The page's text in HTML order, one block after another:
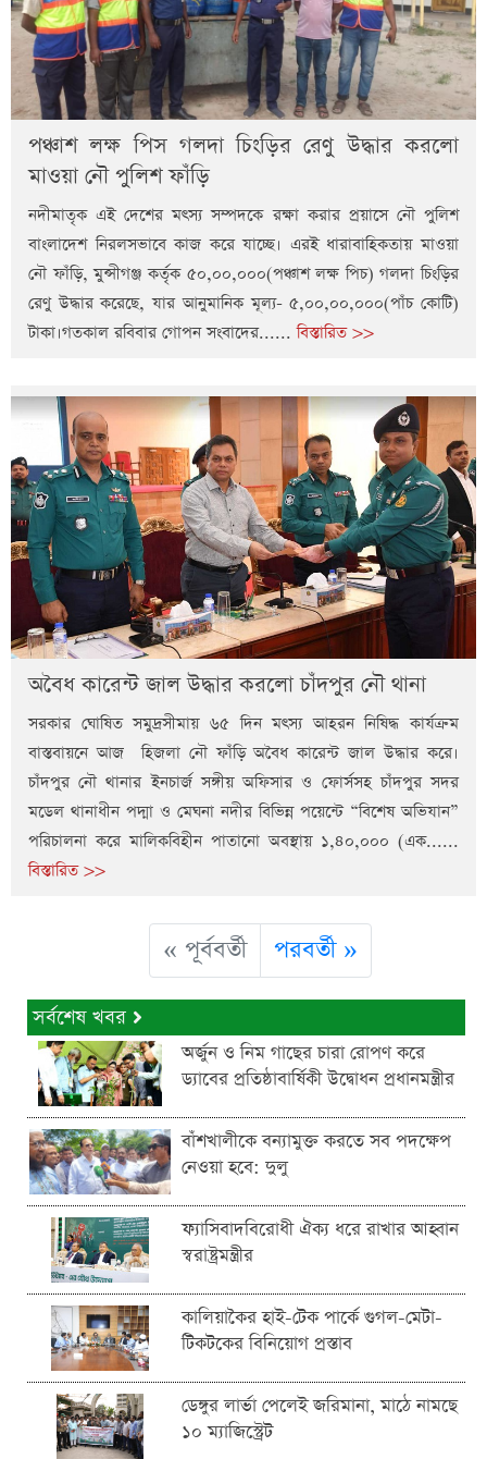
পঞ্চাশ লক্ষ পিস গলদা চিংড়ির রেণু উদ্ধার করলো
মাওয়া নৌ পুলিশ ফাঁড়ি
নদীমাতৃক এই দেশের মৎস্য সম্পদকে রক্ষা করার প্রয়াসে নৌ পুলিশ
বাংলাদেশ নিরলসভাবে কাজ করে যাচ্ছে। এরই ধারাবাহিকতায় মাওয়া
নৌ ফাঁড়ি, মুন্সীগঞ্জ কর্তৃক ৫০,০০,০০০(পঞ্চাশ লক্ষ পিচ) গলদা চিংড়ির
রেণু উদ্ধার করেছে, যার আনুমানিক মূল্য- ৫,০০,০০,০০০(পাঁচ কোটি)
টাকা।গতকাল রবিবার গোপন সংবাদের......বিস্তারিত >>
অবৈধ কারেন্ট জাল উদ্ধার করলো চাঁদপুর নৌ থানা
সরকার ঘোষিত সমুদ্রসীমায় ৬৫ দিন মৎস্য আহরন নিষিদ্ধ কার্যক্রম
বাস্তবায়নে আজ হিজলা নৌ ফাঁড়ি অবৈধ কারেন্ট জাল উদ্ধার করে।
চাঁদপুর নৌ থানার ইনচার্জ সঙ্গীয় অফিসার ও ফোর্সসহ চাঁদপুর সদর
মডেল থানাধীন পদ্মা ও মেঘনা নদীর বিভিন্ন পয়েন্টে “বিশেষ অভিযান”
পরিচালনা করে মালিকবিহীন পাতানো অবস্থায় ১,৪০,০০০ (এক......
বিস্তারিত >>
« পূর্ববর্তী পরবর্তী »
সর্বশেষ খবর
অর্জুন ও নিম গাছের চারা রোপণ করে
ড্যাবের প্রতিষ্ঠাবার্ষিকী উদ্বোধন প্রধানমন্ত্রীর
বাঁশখালীকে বন্যামুক্ত করতে সব পদক্ষেপ
নেওয়া হবে: দুলু
ফ্যাসিবাদবিরোধী ঐক্য ধরে রাখার আহ্বান
স্বরাষ্ট্রমন্ত্রীর
কালিয়াকৈর হাই-টেক পার্কে গুগল-মেটা-
টিকটকের বিনিয়োগ প্রস্তাব
ডেঙ্গুর লার্ভা পেলেই জরিমানা, মাঠে নামছে
১০ ম্যাজিস্ট্রেট